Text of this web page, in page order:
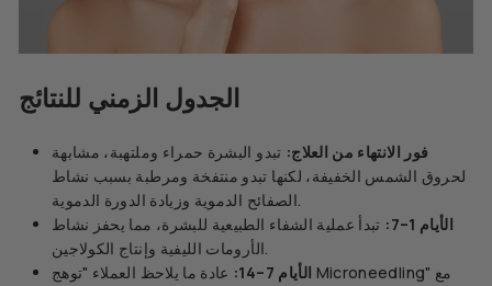
الجدول الزمني للنتائج
فور الانتهاء من العلاج: تبدو البشرة حمراء وملتهبة، مشابهة
لحروق الشمس الخفيفة، لكنها تبدو منتفخة ومرطبة بسبب نشاط
الأيام 1–7:
تبدأ عملية الشفاء الطبيعية للبشرة، مما يحفز نشاط
الأيام 7–14:
عادة ما يلاحظ العملاء "توهج Microneedling" مع